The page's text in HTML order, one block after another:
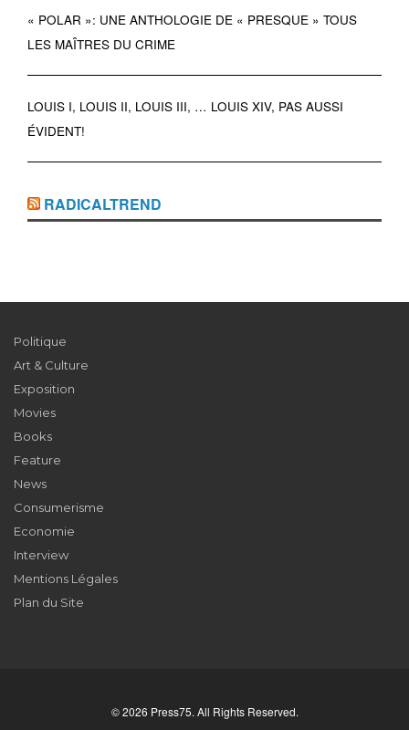
« POLAR »: UNE ANTHOLOGIE DE « PRESQUE » TOUS
LES MAÎTRES DU CRIME
LOUIS I, LOUIS II, LOUIS III, … LOUIS XIV, PAS AUSSI
ÉVIDENT!
RADICALTREND
Politique
Art & Culture
Exposition
Movies
Books
Feature
News
Consumerisme
Economie
Interview
Mentions Légales
Plan du Site
© 2026 Press75. All Rights Reserved.